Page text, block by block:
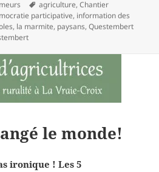
Mots-
clés
agriculture,Chantier
participative, information des
, la marmite, paysans,Questembert
le monde!
ironique ! Les 5